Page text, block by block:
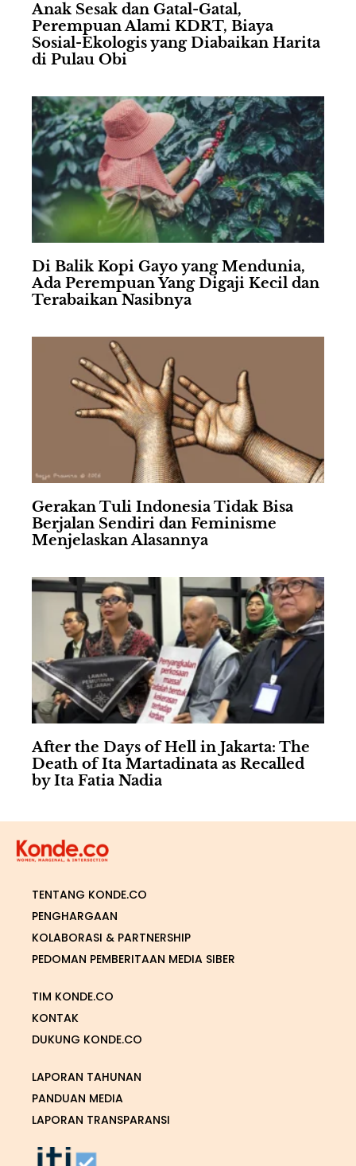
Anak Sesak dan Gatal-Gatal,
Perempuan Alami KDRT, Biaya
Sosial-Ekologis yang Diabaikan Harita
di Pulau Obi
Di Balik Kopi Gayo yang Mendunia,
Ada Perempuan Yang Digaji Kecil dan
Terabaikan Nasibnya
Gerakan Tuli Indonesia Tidak Bisa
Berjalan Sendiri dan Feminisme
Menjelaskan Alasannya
After the Days of Hell in Jakarta: The
Death of Ita Martadinata as Recalled
by Ita Fatia Nadia
TENTANG KONDE.CO
PENGHARGAAN
KOLABORASI & PARTNERSHIP
PEDOMAN PEMBERITAAN MEDIA SIBER
TIM KONDE.CO
KONTAK
DUKUNG KONDE.CO
LAPORAN TAHUNAN
PANDUAN MEDIA
LAPORAN TRANSPARANSI